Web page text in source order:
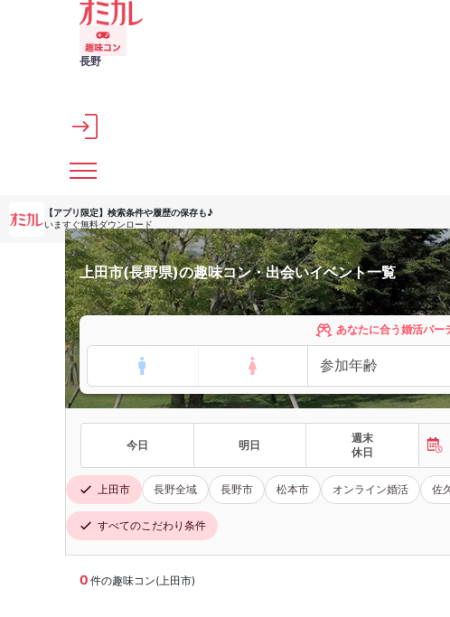
メインコンテンツへスキップ
長野
【アプリ限定】 検索条件や履歴の保存も♪
いますぐ無料ダウンロード
上田市(長野県)の趣味コン・出会いイベント一覧
あなたに合う婚活パー
今日 明日
週末
休日
上田市 長野全域 長野市 松本市 オンライン婚活 佐
すべてのこだわり条件
0 件の趣味コン(上田市)